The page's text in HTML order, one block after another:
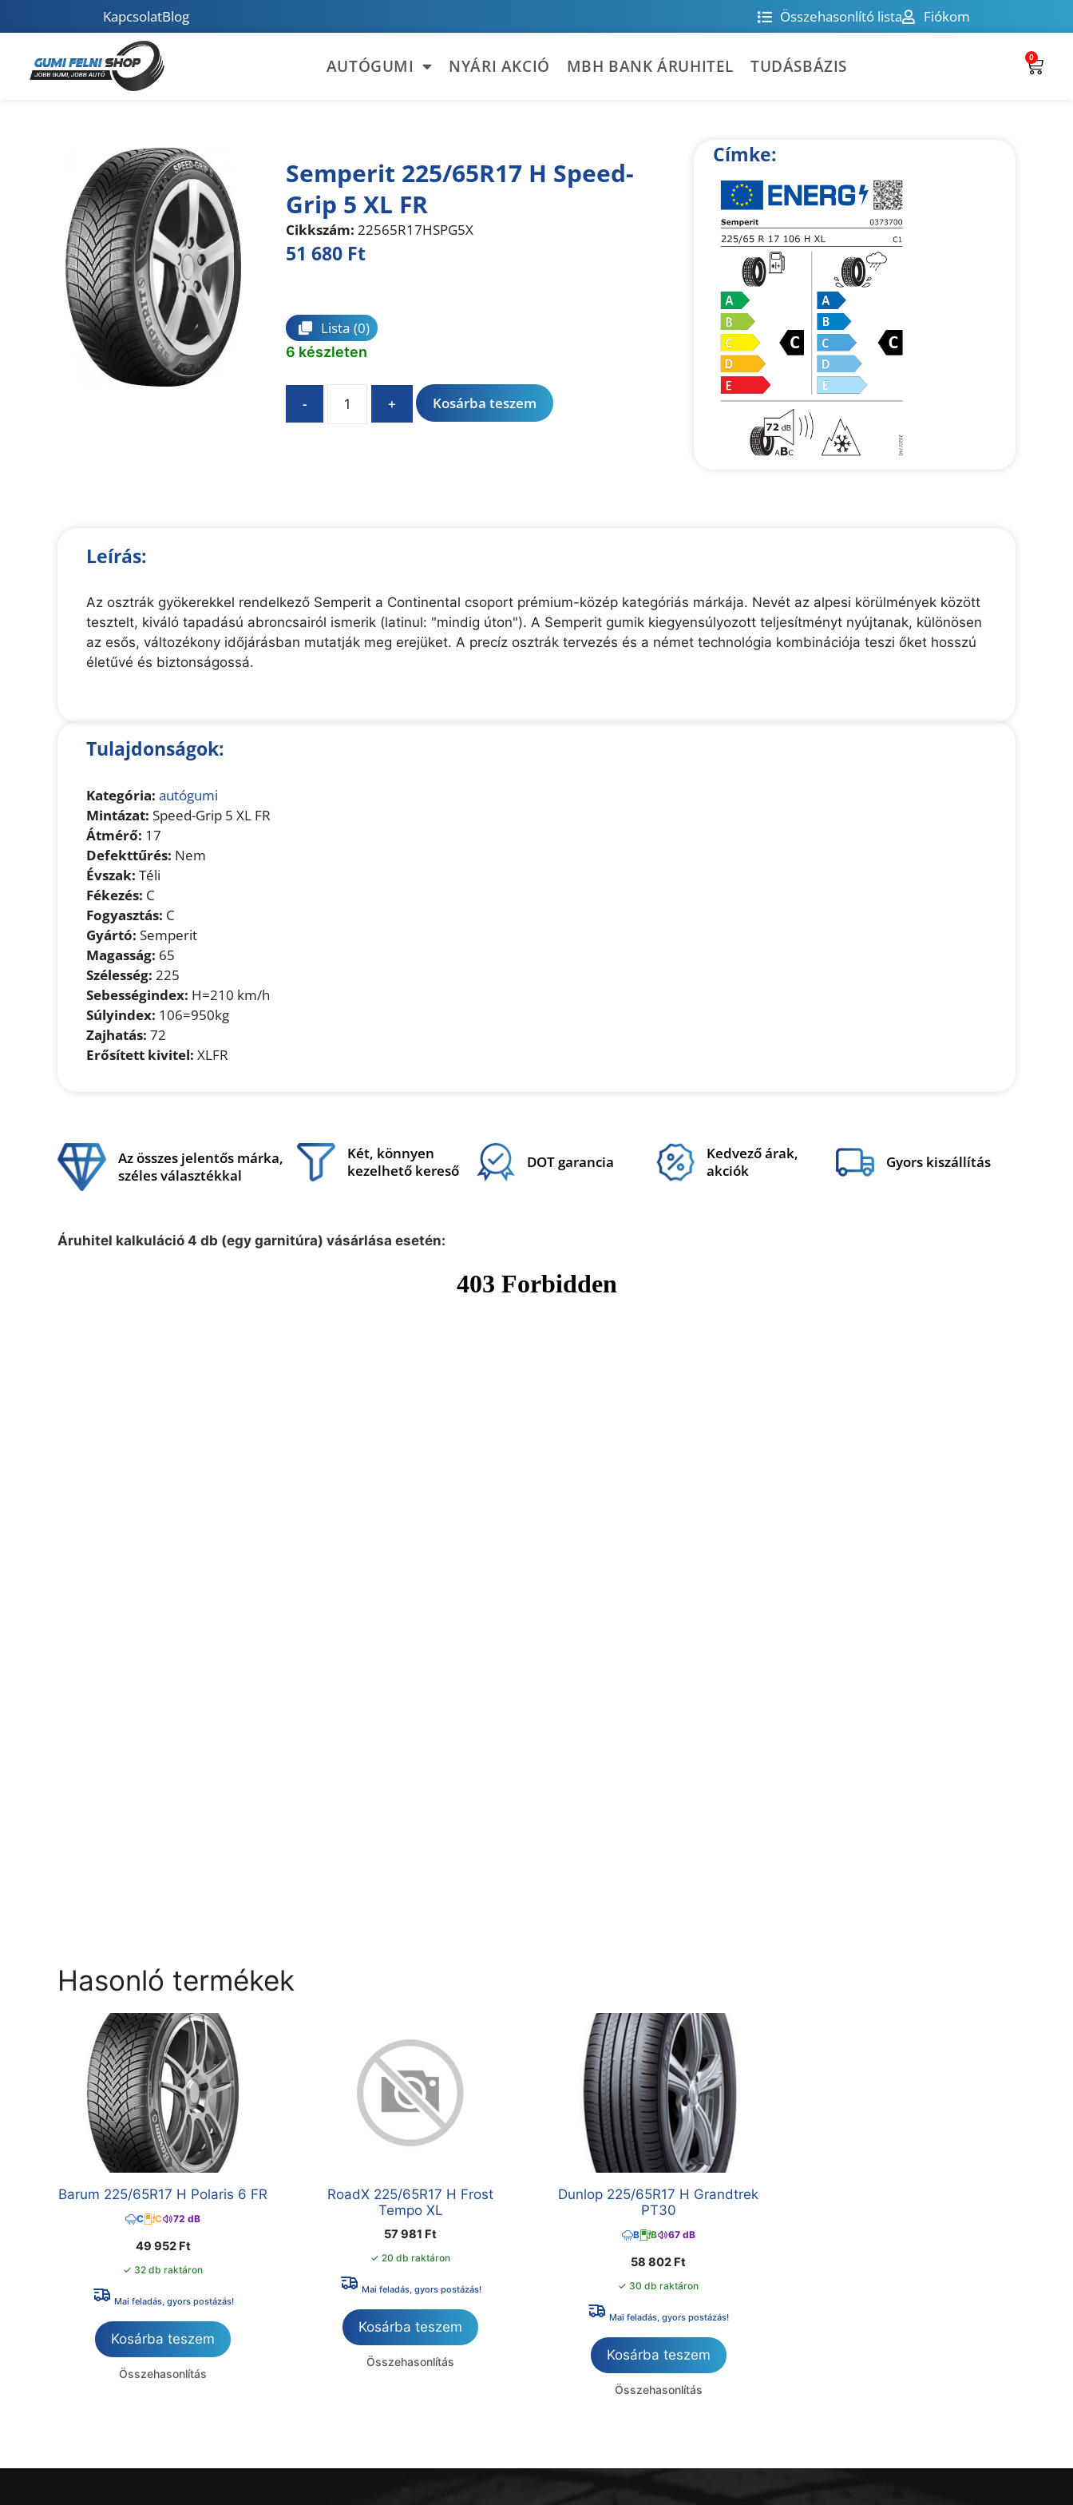
KapcsolatBlog Összehasonlító lista Fiókom
AUTÓGUMI NYÁRI AKCIÓ MBH BANK ÁRUHITEL TUDÁSBÁZIS 0
Semperit 225/65R17 H Speed-
Grip 5 XL FR
Cikkszám: 22565R17HSPG5X
51 680 Ft
Lista (0)
6 készleten
- + Kosárba teszem
Címke:
Leírás:
Az osztrák gyökerekkel rendelkező Semperit a Continental csoport prémium-közép kategóriás márkája. Nevét az alpesi körülmények között
tesztelt, kiváló tapadású abroncsairól ismerik (latinul: "mindig úton"). A Semperit gumik kiegyensúlyozott teljesítményt nyújtanak, különösen
az esős, változékony időjárásban mutatják meg erejüket. A precíz osztrák tervezés és a német technológia kombinációja teszi őket hosszú
életűvé és biztonságossá.
Tulajdonságok:
Kategória: autógumi
Mintázat: Speed-Grip 5 XL FR
Átmérő: 17
Defekttűrés: Nem
Évszak: Téli
Fékezés: C
Fogyasztás: C
Gyártó: Semperit
Magasság: 65
Szélesség: 225
Sebességindex: H=210 km/h
Súlyindex: 106=950kg
Zajhatás: 72
Erősített kivitel: XLFR
Az összes jelentős márka,
széles választékkal
Két, könnyen
kezelhető kereső
DOT garancia
Kedvező árak,
akciók
Gyors kiszállítás
Áruhitel kalkuláció 4 db (egy garnitúra) vásárlása esetén:
Hasonló termékek
Barum 225/65R17 H Polaris 6 FR
C C 72 dB
49 952 Ft
✓ 32 db raktáron
Mai feladás, gyors postázás!
Kosárba teszem
Összehasonlítás
RoadX 225/65R17 H Frost
Tempo XL
57 981 Ft
✓ 20 db raktáron
Mai feladás, gyors postázás!
Kosárba teszem
Összehasonlítás
Dunlop 225/65R17 H Grandtrek
PT30
B B 67 dB
58 802 Ft
✓ 30 db raktáron
Mai feladás, gyors postázás!
Kosárba teszem
Összehasonlítás